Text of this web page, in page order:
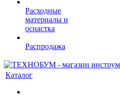
Расходные
материалы и
оснастка
Распродажа
Каталог